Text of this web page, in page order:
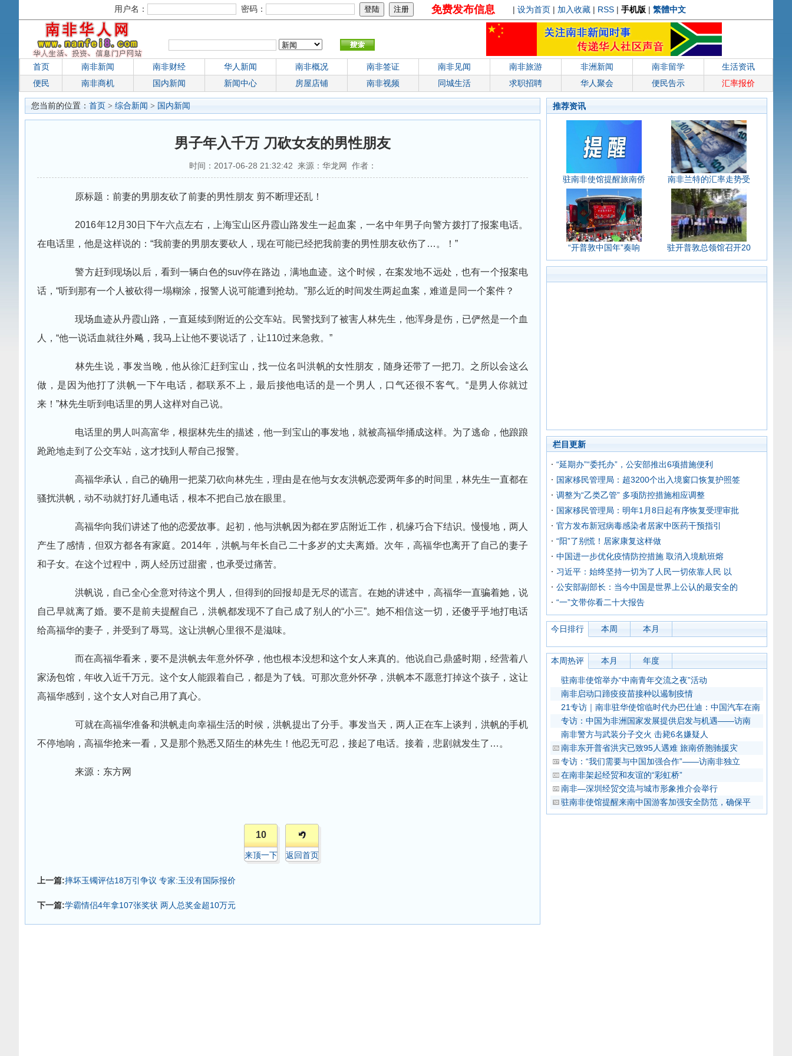
用户名： 密码： 免费发布信息 | 设为首页 | 加入收藏 | RSS | 手机版 | 繁體中文
首页 南非新闻 南非财经 华人新闻 南非概况 南非签证 南非见闻 南非旅游 非洲新闻 南非留学
生活资讯
便民
南非商机 国内新闻 新闻中心 房屋店铺 南非视频 同城生活 求职招聘 华人聚会 便民告示 汇率报价
您当前的位置： 首页 > 综合新闻 > 国内新闻
男子年入千万 刀砍女友的男性朋友
时间：2017-06-28 21:32:42 来源：华龙网 作者：
原标题：前妻的男朋友砍了前妻的男性朋友 剪不断理还乱！
2016年12月30日下午六点左右，上海宝山区丹霞山路发生一起血案，一名中年男子向警方拨打了报案电话。
在电话里，他是这样说的：“我前妻的男朋友要砍人，现在可能已经把我前妻的男性朋友砍伤了…。！”
警方赶到现场以后，看到一辆白色的suv停在路边，满地血迹。这个时候，在案发地不远处，也有一个报案电
话，“听到那有一个人被砍得一塌糊涂，报警人说可能遭到抢劫。”那么近的时间发生两起血案，难道是同一个案件？
现场血迹从丹霞山路，一直延续到附近的公交车站。民警找到了被害人林先生，他浑身是伤，已俨然是一个血
人，“他一说话血就往外飚，我马上让他不要说话了，让110过来急救。”
林先生说，事发当晚，他从徐汇赶到宝山，找一位名叫洪帆的女性朋友，随身还带了一把刀。之所以会这么
做，是因为他打了洪帆一下午电话，都联系不上，最后接他电话的是一个男人，口气还很不客气。“是男人你就过
来！”林先生听到电话里的男人这样对自己说。
电话里的男人叫高富华，根据林先生的描述，他一到宝山的事发地，就被高福华捅成这样。为了逃命，他踉踉
跄跄地走到了公交车站，这才找到人帮自己报警。
高福华承认，自己的确用一把菜刀砍向林先生，理由是在他与女友洪帆恋爱两年多的时间里，林先生一直都在
骚扰洪帆，动不动就打好几通电话，根本不把自己放在眼里。
高福华向我们讲述了他的恋爱故事。起初，他与洪帆因为都在罗店附近工作，机缘巧合下结识。慢慢地，两人
产生了感情，但双方都各有家庭。2014年，洪帆与年长自己二十多岁的丈夫离婚。次年，高福华也离开了自己的妻子
和子女。在这个过程中，两人经历过甜蜜，也承受过痛苦。
洪帆说，自己全心全意对待这个男人，但得到的回报却是无尽的谎言。在她的讲述中，高福华一直骗着她，说
自己早就离了婚。要不是前夫提醒自己，洪帆都发现不了自己成了别人的“小三”。她不相信这一切，还傻乎乎地打电话
给高福华的妻子，并受到了辱骂。这让洪帆心里很不是滋味。
而在高福华看来，要不是洪帆去年意外怀孕，他也根本没想和这个女人来真的。他说自己鼎盛时期，经营着八
家汤包馆，年收入近千万元。这个女人能跟着自己，都是为了钱。可那次意外怀孕，洪帆本不愿意打掉这个孩子，这让
高福华感到，这个女人对自己用了真心。
可就在高福华准备和洪帆走向幸福生活的时候，洪帆提出了分手。事发当天，两人正在车上谈判，洪帆的手机
不停地响，高福华抢来一看，又是那个熟悉又陌生的林先生！他忍无可忍，接起了电话。接着，悲剧就发生了…。
来源：东方网
10
来顶一下 返回首页
上一篇:摔坏玉镯评估18万引争议 专家:玉没有国际报价
下一篇:学霸情侣4年拿107张奖状 两人总奖金超10万元
推荐资讯
驻南非使馆提醒旅南侨 南非兰特的汇率走势受
“开普敦中国年”奏响 驻开普敦总领馆召开20
栏目更新
“延期办”“委托办”，公安部推出6项措施便利
国家移民管理局：超3200个出入境窗口恢复护照签
调整为“乙类乙管” 多项防控措施相应调整
国家移民管理局：明年1月8日起有序恢复受理审批
官方发布新冠病毒感染者居家中医药干预指引
“阳”了别慌！居家康复这样做
中国进一步优化疫情防控措施 取消入境航班熔
习近平：始终坚持一切为了人民一切依靠人民 以
公安部副部长：当今中国是世界上公认的最安全的
“一”文带你看二十大报告
今日排行 本周 本月
本周热评 本月 年度
驻南非使馆举办“中南青年交流之夜”活动
南非启动口蹄疫疫苗接种以遏制疫情
21专访｜南非驻华使馆临时代办巴仕迪：中国汽车在南
专访：中国为非洲国家发展提供启发与机遇——访南
南非警方与武装分子交火 击毙6名嫌疑人
南非东开普省洪灾已致95人遇难 旅南侨胞驰援灾
专访：“我们需要与中国加强合作”——访南非独立
在南非架起经贸和友谊的“彩虹桥”
南非—深圳经贸交流与城市形象推介会举行
驻南非使馆提醒来南中国游客加强安全防范，确保平